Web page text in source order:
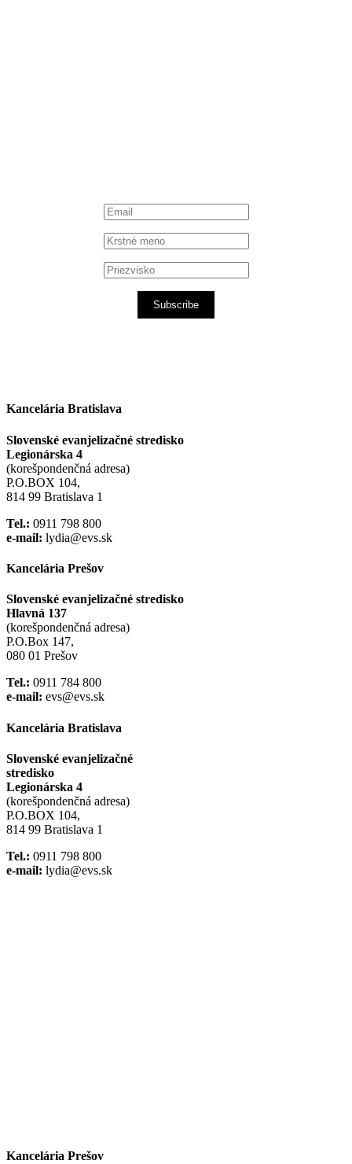
Subscribe
Kancelária Bratislava
Slovenské evanjelizačné stredisko
Legionárska 4
(korešpondenčná adresa)
P.O.BOX 104,
814 99 Bratislava 1
Tel.: 0911 798 800
e-mail: lydia@evs.sk
Kancelária Prešov
Slovenské evanjelizačné stredisko
Hlavná 137
(korešpondenčná adresa)
P.O.Box 147,
080 01 Prešov
Tel.: 0911 784 800
e-mail: evs@evs.sk
Kancelária Bratislava
Slovenské evanjelizačné
stredisko
Legionárska 4
(korešpondenčná adresa)
P.O.BOX 104,
814 99 Bratislava 1
Tel.: 0911 798 800
e-mail: lydia@evs.sk
Kancelária Prešov